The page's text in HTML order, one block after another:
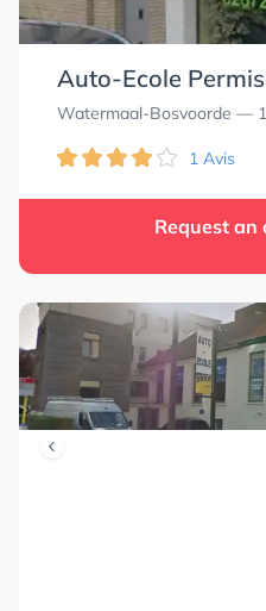
Auto-Ecole
Watermaal-Bosvoorde —
1 Avis
Request